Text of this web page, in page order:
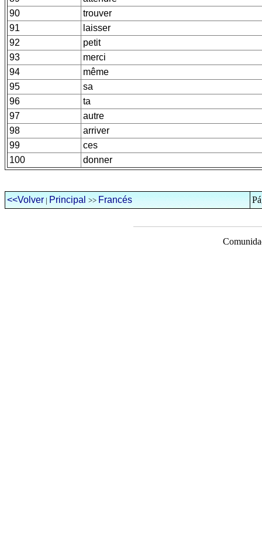
90
trouver
91
laisser
92
petit
93
merci
94
même
95
sa
96
ta
97
autre
98
arriver
99
ces
100
donner
<<Volver | Principal >> Francés